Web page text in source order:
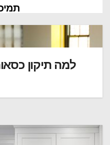
למה תיקון